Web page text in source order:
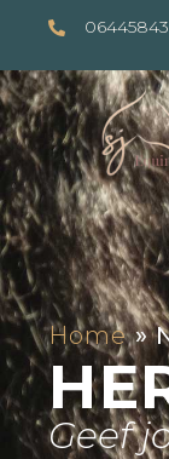
Home»
Geef